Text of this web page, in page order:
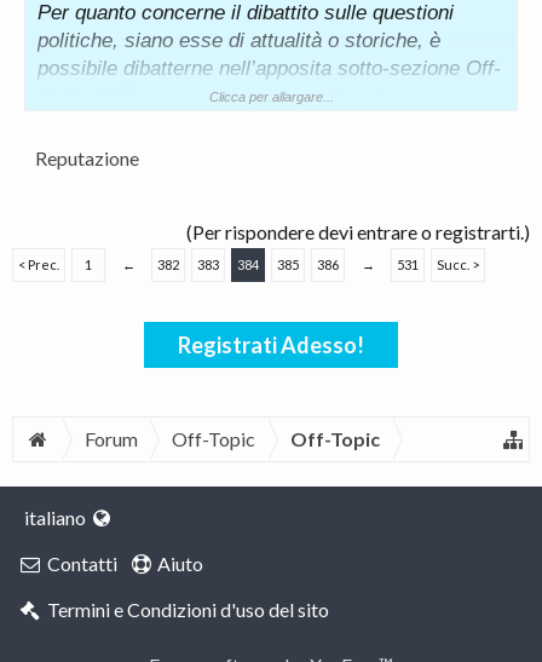
Per quanto concerne il dibattito sulle questioni
politiche, siano esse di attualità o storiche, è
possibile dibatterne nell’apposita sotto-sezione Off-
Topic. Vi è un regolamento specifico da osservare
Clicca per allargare...
Reputazione
(Per rispondere devi entrare o registrarti.)
< Prec. 1 ← 382 383 384 385 386 → 531 Succ. >
Registrati Adesso!
Forum Off-Topic Off-Topic
italiano
Contatti
Aiuto
Termini e Condizioni d'uso del sito